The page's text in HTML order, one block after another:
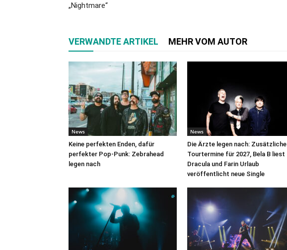
„Nightmare“
VERWANDTE ARTIKEL MEHR VOM AUTOR
News
Keine perfekten Enden, dafür
perfekter Pop-Punk: Zebrahead
legen nach
News
Die Ärzte legen nach: Zusätzliche
Tourtermine für 2027, Bela B liest
Dracula und Farin Urlaub
veröffentlicht neue Single